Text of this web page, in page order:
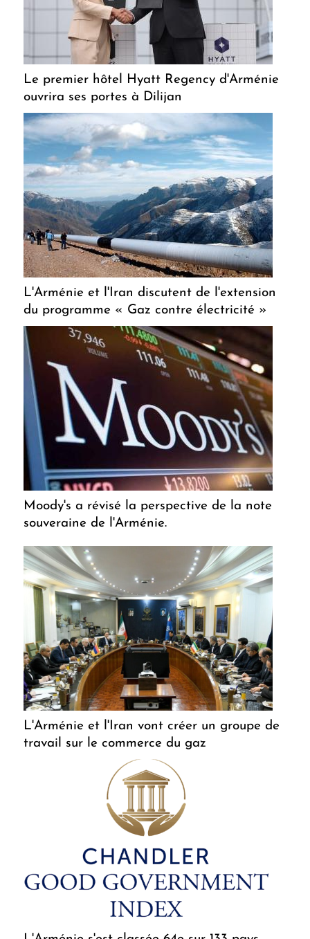
Le premier hôtel Hyatt Regency d'Arménie
ouvrira ses portes à Dilijan
L'Arménie et l'Iran discutent de l'extension
du programme « Gaz contre électricité »
Moody's a révisé la perspective de la note
souveraine de l'Arménie.
L'Arménie et l'Iran vont créer un groupe de
travail sur le commerce du gaz